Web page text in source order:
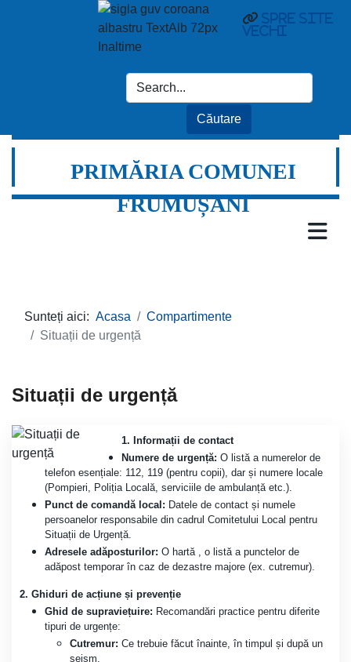
spre site
vechi
PRIMĂRIA COMUNEI
FRUMUȘANI
Sunteți aici: Acasa
Compartimente
Situații de urgență
Situații de urgență
1. Informații de contact
Numere de urgență: O listă a numerelor de
telefon esențiale: 112, 119 (pentru copii), dar și numere locale
(Pompieri, Poliția Locală, serviciile de ambulanță etc.).
Punct de comandă local: Datele de contact și numele
persoanelor responsabile din cadrul Comitetului Local pentru
Situații de Urgență.
Adresele adăposturilor: O hartă , o listă a punctelor de
adăpost temporar în caz de dezastre majore (ex. cutremur).
2. Ghiduri de acțiune și prevenție
Ghid de supraviețuire: Recomandări practice pentru diferite
tipuri de urgențe:
Cutremur: Ce trebuie făcut înainte, în timpul și după un
seism.